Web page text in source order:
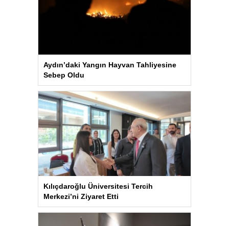
Aydın’daki Yangın Hayvan Tahliyesine
Sebep Oldu
Kılıçdaroğlu Üniversitesi Tercih
Merkezi’ni Ziyaret Etti